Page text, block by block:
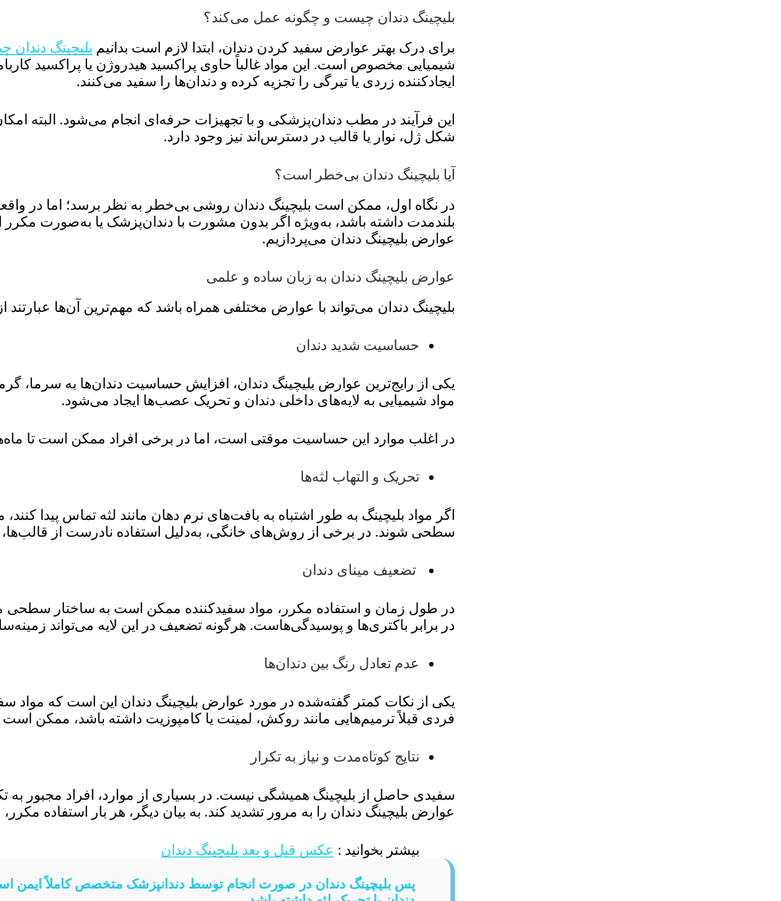
بلیچینگ دندان چیست و چگونه عمل می‌کند؟
برای درک بهتر عوارض سفید کردن دندان، ابتدا لازم است بدانیم بلیچینگ دندان
شیمیایی مخصوص است. این مواد غالباً حاوی پراکسید هیدروژن یا پراکسید
ایجادکننده زردی یا تیرگی را تجزیه کرده و دندان‌ها را سفید می‌کنند.
این فرآیند در مطب دندان‌پزشکی و با تجهیزات حرفه‌ای انجام می‌شود. البته
شکل ژل، نوار یا قالب در دسترس‌اند نیز وجود دارد.
آیا بلیچینگ دندان بی‌خطر است؟
در نگاه اول، ممکن است بلیچینگ دندان روشی بی‌خطر به نظر برسد؛ اما در
بلندمدت داشته باشد، به‌ویژه اگر بدون مشورت با دندان‌پزشک یا به‌صورت
عوارض بلیچینگ دندان می‌پردازیم.
عوارض بلیچینگ دندان به زبان ساده و علمی
بلیچینگ دندان می‌تواند با عوارض مختلفی همراه باشد که مهم‌ترین آن‌ها عبارتند
حساسیت شدید دندان
یکی از رایج‌ترین عوارض بلیچینگ دندان، افزایش حساسیت دندان‌ها به سرما،
مواد شیمیایی به لایه‌های داخلی دندان و تحریک عصب‌ها ایجاد می‌شود.
در اغلب موارد این حساسیت موقتی است، اما در برخی افراد ممکن است تا
تحریک و التهاب لثه‌ها
اگر مواد بلیچینگ به طور اشتباه به بافت‌های نرم دهان مانند لثه تماس پیدا
سطحی شوند. در برخی از روش‌های خانگی، به‌دلیل استفاده نادرست از قالب‌ها،
تضعیف مینای دندان
در طول زمان و استفاده مکرر، مواد سفیدکننده ممکن است به ساختار سطحی
در برابر باکتری‌ها و پوسیدگی‌هاست. هرگونه تضعیف در این لایه می‌تواند
عدم تعادل رنگ بین دندان‌ها
یکی از نکات کمتر گفته‌شده در مورد عوارض بلیچینگ دندان این است که مواد
فردی قبلاً ترمیم‌هایی مانند روکش، لمینت یا کامپوزیت داشته باشد، ممکن
نتایج کوتاه‌مدت و نیاز به تکرار
سفیدی حاصل از بلیچینگ همیشگی نیست. در بسیاری از موارد، افراد مجبور
عوارض بلیچینگ دندان را به مرور تشدید کند. به بیان دیگر، هر بار استفاده
بیشتر بخوانید : عکس قبل و بعد بلیچینگ دندان
پس بلیچینگ دندان در صورت انجام توسط دندانپزشک متخصص کاملاً